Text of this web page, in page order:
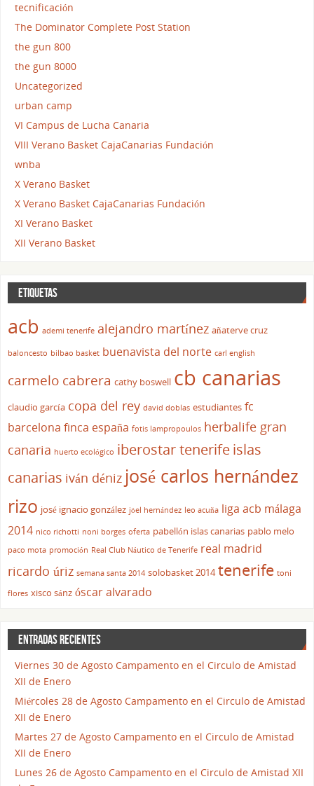
tecnificación
The Dominator Complete Post Station
the gun 800
the gun 8000
Uncategorized
urban camp
VI Campus de Lucha Canaria
VIII Verano Basket CajaCanarias Fundación
wnba
X Verano Basket
X Verano Basket CajaCanarias Fundación
XI Verano Basket
XII Verano Basket
ETIQUETAS
acb ademi tenerife alejandro martínez añaterve cruz
baloncesto bilbao basket buenavista del norte carl english
carmelo cabrera cathy boswell cb canarias
claudio garcía copa del rey david doblas estudiantes fc
barcelona finca españa fotis lampropoulos herbalife gran
canaria huerto ecológico iberostar tenerifeislas
canarias iván déniz josé carlos hernández
rizo josé ignacio gonzález jöel hernández leo acuña liga acb málaga
2014 nico richotti noni borges oferta pabellón islas canarias pablo melo
paco mota promoción Real Club Náutico de Tenerife real madrid
ricardo úriz semana santa 2014 solobasket 2014 tenerife toni
flores xisco sánz óscar alvarado
ENTRADAS RECIENTES
Viernes 30 de Agosto Campamento en el Circulo de Amistad
XII de Enero
Miércoles 28 de Agosto Campamento en el Circulo de Amistad
XII de Enero
Martes 27 de Agosto Campamento en el Circulo de Amistad
XII de Enero
Lunes 26 de Agosto Campamento en el Circulo de Amistad XII